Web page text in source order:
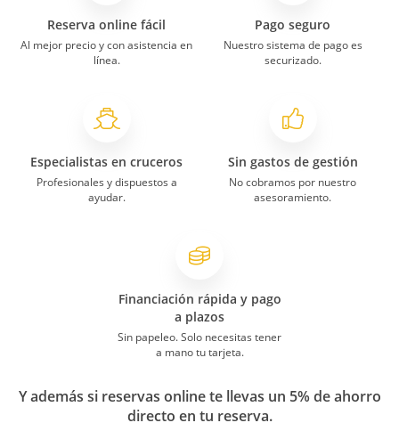
Reserva online fácil
Al mejor precio y con asistencia en
línea.
Pago seguro
Nuestro sistema de pago es
securizado.
Especialistas en cruceros
Profesionales y dispuestos a
ayudar.
Sin gastos de gestión
No cobramos por nuestro
asesoramiento.
Financiación rápida y pago
a plazos
Sin papeleo. Solo necesitas tener
a mano tu tarjeta.
Y además si reservas online te llevas un 5% de ahorro
directo en tu reserva.